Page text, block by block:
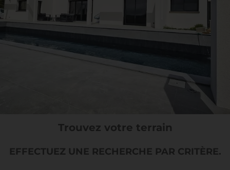
Trouvez votre terrain
EFFECTUEZ UNE RECHERCHE PAR CRITÈRE.